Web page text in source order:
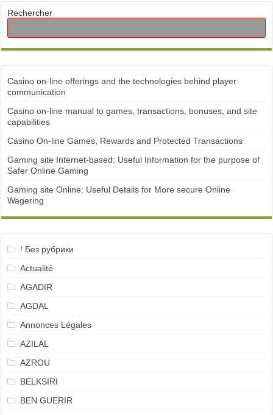
Rechercher
Casino on-line offerings and the technologies behind player
communication
Casino on-line manual to games, transactions, bonuses, and site
capabilities
Casino On-line Games, Rewards and Protected Transactions
Gaming site Internet-based: Useful Information for the purpose of
Safer Online Gaming
Gaming site Online: Useful Details for More secure Online
Wagering
! Без рубрики
Actualité
AGADIR
AGDAL
Annonces Légales
AZILAL
AZROU
BELKSIRI
BEN GUERIR